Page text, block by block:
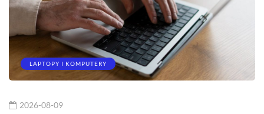
LAPTOPY I KOMPUTERY
2026-08-09